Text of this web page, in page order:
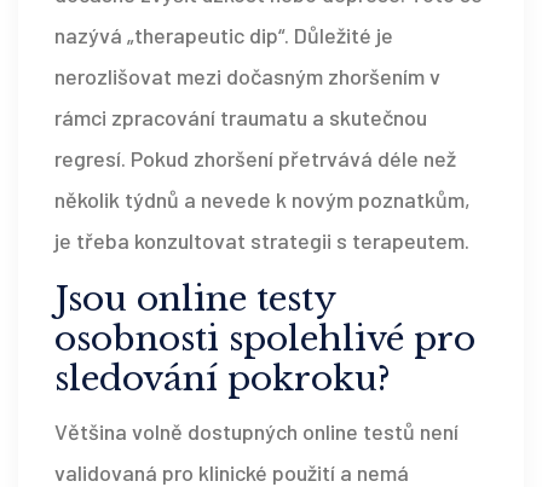
nazývá „therapeutic dip“. Důležité je
nerozlišovat mezi dočasným zhoršením v
rámci zpracování traumatu a skutečnou
regresí. Pokud zhoršení přetrvává déle než
několik týdnů a nevede k novým poznatkům,
je třeba konzultovat strategii s terapeutem.
Jsou online testy
osobnosti spolehlivé pro
sledování pokroku?
Většina volně dostupných online testů není
validovaná pro klinické použití a nemá